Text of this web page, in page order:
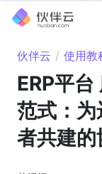
伙伴云 / 使用教
ERP平
范式：
者共建